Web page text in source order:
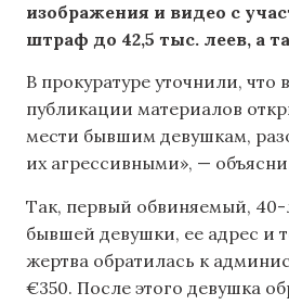
изображения и видео с
штраф до 42,5 тыс. леев, а
В прокуратуре уточнили,
публикации материалов
мести бывшим девушкам,
их агрессивными», —
Так, первый обвиняемый,
бывшей девушки, ее адрес и
жертва обратилась к
€350. После этого девушка